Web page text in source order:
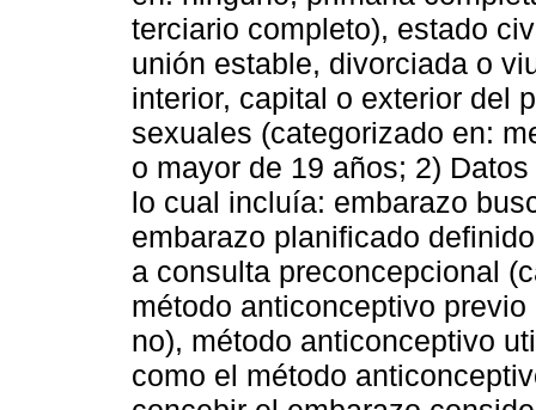
terciario completo), estado
unión estable, divorciada o
interior, capital o exterior del
sexuales (categorizado en:
o mayor de 19 años; 2)
lo cual incluía: embarazo
embarazo planificado
a consulta preconcepcional
método anticonceptivo
no), método anticonceptivo
como el método